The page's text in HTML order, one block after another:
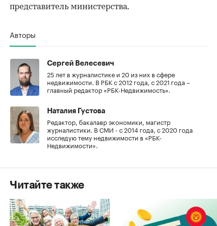
представитель министерства.
Авторы
Сергей Велесевич
25 лет в журналистике и 20 из них в сфере
недвижимости. В РБК с 2012 года, с 2021 года –
главный редактор «РБК-Недвижимость».
Наталия Густова
Редактор, бакалавр экономики, магистр
журналистики. В СМИ - с 2014 года, с 2020 года
исследую тему недвижимости в «РБК-
Недвижимости».
Читайте также